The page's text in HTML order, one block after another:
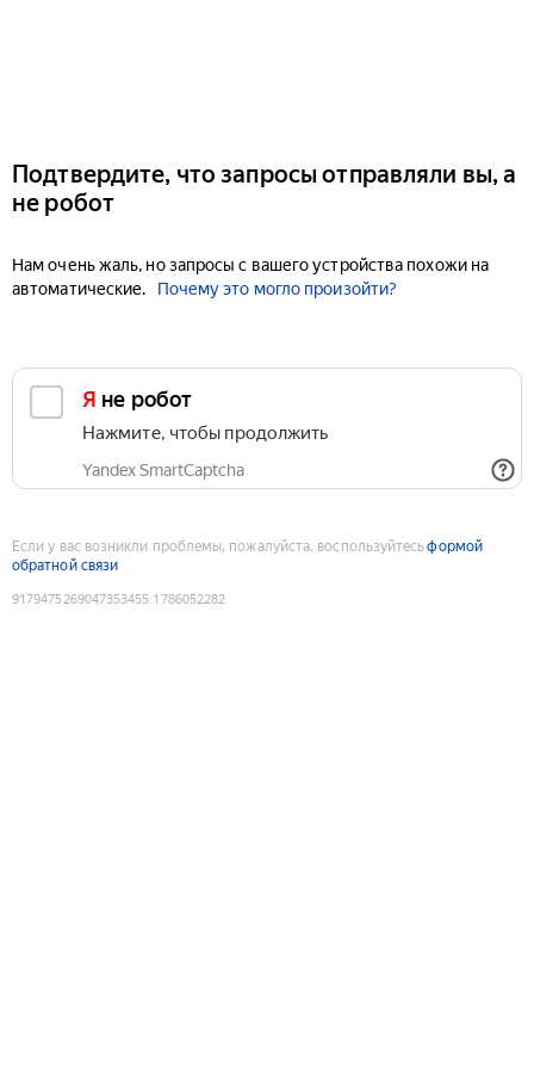
Подтвердите, что запросы отправляли вы, а
не робот
Нам очень жаль, но запросы с вашего устройства похожи на
автоматические.
Почему это могло произойти?
Я не робот
Нажмите, чтобы продолжить
Yandex SmartCaptcha
Если у вас возникли проблемы, пожалуйста, воспользуйтесьформой
обратной связи
9179475269047353455:1786052282